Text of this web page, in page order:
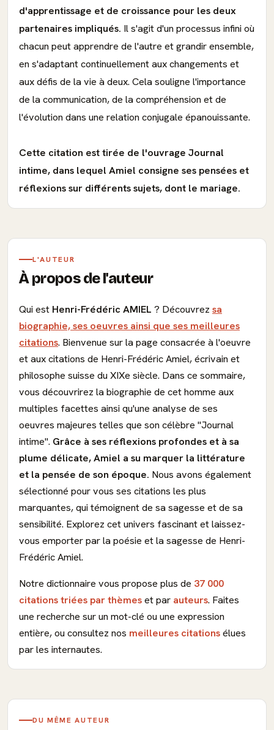
d'apprentissage et de croissance pour les deux
partenaires impliqués. Il s'agit d'un processus infini où
chacun peut apprendre de l'autre et grandir ensemble,
en s'adaptant continuellement aux changements et
aux défis de la vie à deux. Cela souligne l'importance
de la communication, de la compréhension et de
l'évolution dans une relation conjugale épanouissante.
Cette citation est tirée de l'ouvrage Journal
intime, dans lequel Amiel consigne ses pensées et
réflexions sur différents sujets, dont le mariage.
L'AUTEUR
À propos de l'auteur
Qui est Henri-Frédéric AMIEL ? Découvrez sa
biographie, ses oeuvres ainsi que ses meilleures
citations. Bienvenue sur la page consacrée à l'oeuvre
et aux citations de Henri-Frédéric Amiel, écrivain et
philosophe suisse du XIXe siècle. Dans ce sommaire,
vous découvrirez la biographie de cet homme aux
multiples facettes ainsi qu'une analyse de ses
oeuvres majeures telles que son célèbre "Journal
intime". Grâce à ses réflexions profondes et à sa
plume délicate, Amiel a su marquer la littérature
et la pensée de son époque. Nous avons également
sélectionné pour vous ses citations les plus
marquantes, qui témoignent de sa sagesse et de sa
sensibilité. Explorez cet univers fascinant et laissez-
vous emporter par la poésie et la sagesse de Henri-
Frédéric Amiel.
Notre dictionnaire vous propose plus de 37 000
citations triées par thèmeset par auteurs. Faites
une recherche sur un mot-clé ou une expression
entière, ou consultez nos meilleures citationsélues
par les internautes.
DU MÊME AUTEUR